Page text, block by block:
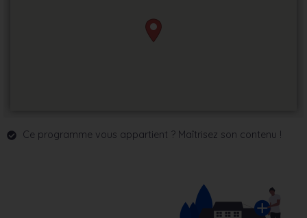
Ce programme vous appartient ? Maîtrisez son contenu !